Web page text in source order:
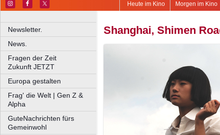
Morgen im Kino
Heute im Kino
Newsletter.
News.
Fragen der Zeit
Zukunft JETZT
Europa gestalten
Frag' die Welt | Gen Z &
Alpha
GuteNachrichten fürs
Gemeinwohl
Shanghai, Shimen